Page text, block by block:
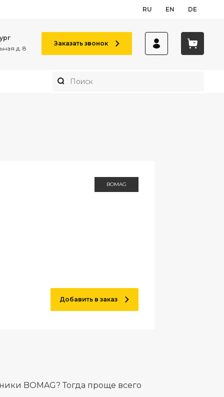
RU EN DE
д. 8
Заказать звонок
BOMAG
Добавить в заказ
BOMAG? Тогда проще всего